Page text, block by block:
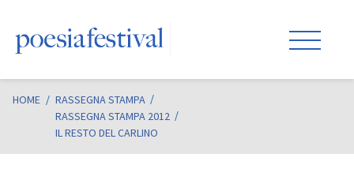
HOME / RASSEGNA STAMPA
RASSEGNA STAMPA 2012
IL RESTO DEL CARLINO